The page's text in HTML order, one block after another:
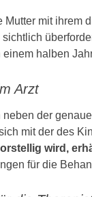
Mutter mit ihrem
halben
Arzt
neben der
mit der des
wird,
für die